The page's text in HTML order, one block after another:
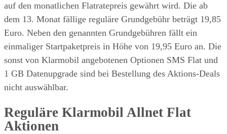
auf den monatlichen Flatratepreis gewährt wird. Die ab
dem 13. Monat fällige reguläre Grundgebühr beträgt 19,85
Euro. Neben den genannten Grundgebühren fällt ein
einmaliger Startpaketpreis in Höhe von 19,95 Euro an. Die
sonst von Klarmobil angebotenen Optionen SMS Flat und
1 GB Datenupgrade sind bei Bestellung des Aktions-Deals
nicht auswählbar.
Reguläre Klarmobil Allnet Flat
Aktionen